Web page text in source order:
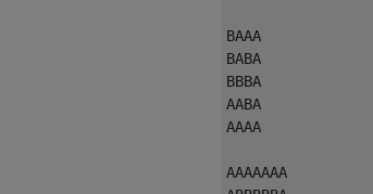
BAAA
BABA
BBBA
AABA
AAAA
AAAAAAA